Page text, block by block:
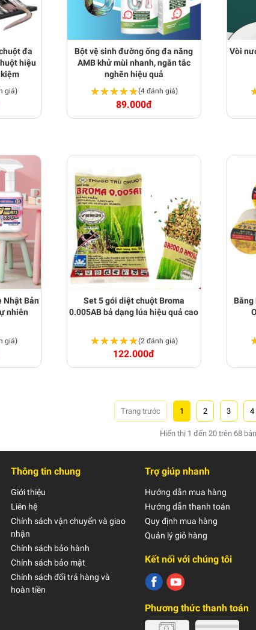
đa
hiệu
giá)
Bột vệ sinh đường ống đa năng
AMB khử mùi nhanh, ngăn tắc
nghẽn hiệu quả
★★★★★
★★★★★(4 đánh giá)
89.000đ
Vòi
Nhật Bản
nhiên
giá)
Set 5 gói diệt chuột Broma
0.005AB bả dạng lúa hiệu quả cao
★★★★★
★★★★★(2 đánh giá)
122.000đ
Băng
Hiển thị 1 đến 20trên 68
1 2 3 4
Thông tin chung
Giới thiệu
Liên hệ
Chính sách vận chuyển và giao
nhận
Chính sách bảo hành
Chính sách bảo mật
Chính sách đổi trả hàng và
hoàn tiền
Trợ giúp nhanh
Hướng dẫn mua hàng
Hướng dẫn thanh toán
Quy định mua hàng
Quản lý giỏ hàng
Kết nối với chúng tôi
Phương thức thanh toán